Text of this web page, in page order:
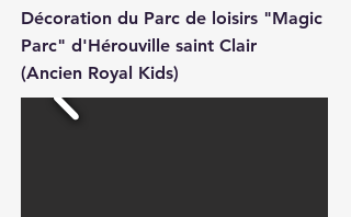
Décoration du Parc de loisirs "Magic
Parc" d'Hérouville saint Clair
(Ancien Royal Kids)